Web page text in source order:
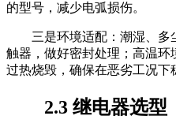
的型号，减少电弧损伤。
三是环境适配：潮湿、
触器，做好密封处理；高温环
过热烧毁，确保在恶劣工况下
2.3 继电器选型